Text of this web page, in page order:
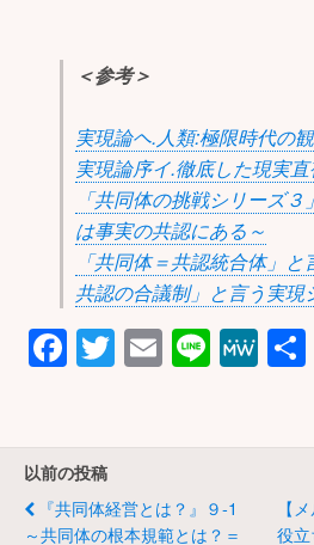
＜参考＞
実現論ヘ.人類:極限時代の
実現論序イ.徹底した現実
「共同体の挑戦シリーズ
は事実の共認にある～
「共同体＝共認統合体」
共認の合議制」と言う実現
F
a
e
b
T
wi
er
E
m
Li
n
M
e
e
以前の投稿
『共同体経営とは？』９-1
～共同体の根本規範とは？＝
【
役